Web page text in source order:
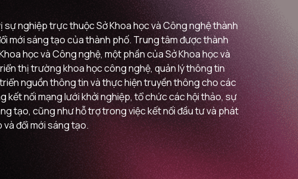
sự nghiệp trực thuộc Sở Khoa học và Công nghệ thành
mới sáng tạo của thành phố. Trung tâm được thành
học và Công nghệ, một phần của Sở Khoa học và
thị trường khoa học công nghệ, quản lý thông tin
nguồn thông tin và thực hiện truyền thông cho các
kết nối mạng lưới khởi nghiệp, tổ chức các hội thảo, sự
tạo, cũng như hỗ trợ trong việc kết nối đầu tư và phát
đổi mới sáng tạo.